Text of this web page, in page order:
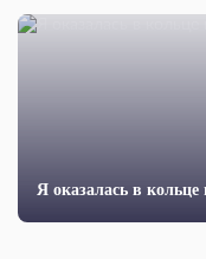
Я оказалась в кольце